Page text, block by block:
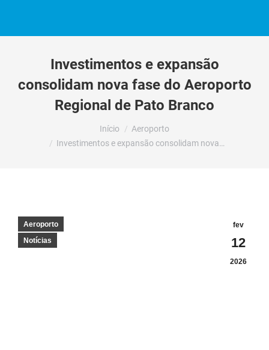
Investimentos e expansão
consolidam nova fase do Aeroporto
Regional de Pato Branco
Início
Aeroporto
Investimentos e expansão consolidam nova…
fev
12
2026
Aeroporto
Notícias